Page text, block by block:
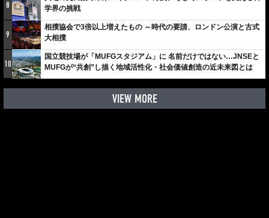
8
学界の挑戦
9
相撲協会で3倍以上増えたもの ～時代の要請、ロンドン公演と古式
大相撲
10
国立競技場が「MUFGスタジアム」に 名前だけではない…JNSEと
MUFGが“共創”し描く地域活性化・社会価値創造の近未来図とは
VIEW MORE